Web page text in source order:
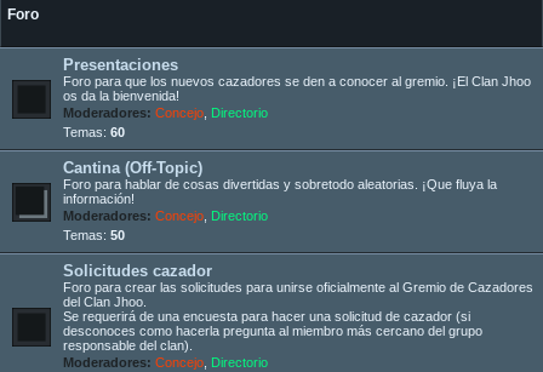
Foro
Presentaciones
Foro para que los nuevos cazadores se den a conocer al gremio. ¡El Clan Jhoo
os da la bienvenida!
Moderadores: Concejo Directorio
Temas: 60
Cantina (Off-Topic)
Foro para hablar de cosas divertidas y sobretodo aleatorias. ¡Que fluya la
información!
Moderadores: Concejo Directorio
Temas: 50
Solicitudes cazador
Foro para crear las solicitudes para unirse oficialmente al Gremio de Cazadores
del Clan Jhoo.
Se requerirá de una encuesta para hacer una solicitud de cazador (si
desconoces como hacerla pregunta al miembro más cercano del grupo
responsable del clan).
Moderadores: Concejo Directorio